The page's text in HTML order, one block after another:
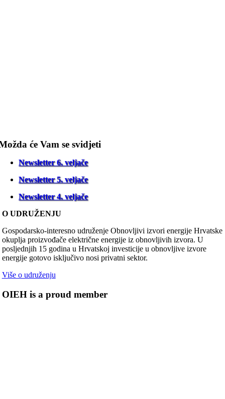
će Vam se svidjeti
Newsletter 6. veljače
Newsletter 5. veljače
Newsletter 4. veljače
O UDRUŽENJU
Gospodarsko-interesno udruženje Obnovljivi izvori energije Hrvatske
okuplja proizvođače električne energije iz obnovljivih izvora. U
posljednjih 15 godina u Hrvatskoj investicije u obnovljive izvore
energije gotovo isključivo nosi privatni sektor.
Više o udruženju
OIEH is a proud member